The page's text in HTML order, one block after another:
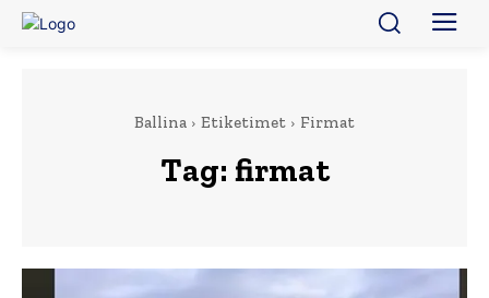
Ballina Etiketimet Firmat
Tag: firmat